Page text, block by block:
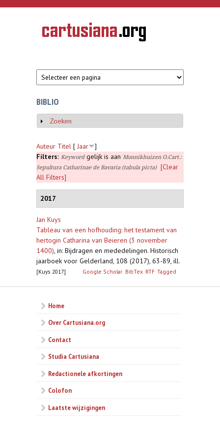
Overslaan en naar de inhoud gaan
CARTUSIANA
Geschiedenis
van de
BIBLIO
Weergeven
Zoeken
Auteur Titel [ Jaar
]
Filters: Keywordgelijk is aan Monnikhuizen O.Cart.:
Sepultura Catharinae de Bavaria (tabula picta)
[Clear
All Filters]
2017
Jan Kuys
Tableau van een hofhouding: het testament van
hertogin Catharina van Beieren (3 november
1400), in: Bijdragen en mededelingen. Historisch
jaarboek voor Gelderland, 108 (2017), 63-89, ill.
[Kuys 2017] Google Scholar BibTex RTF Tagged
Home
Over Cartusiana.org
Contact
Studia Cartusiana
Redactionele afkortingen
Colofon
Laatste wijzigingen